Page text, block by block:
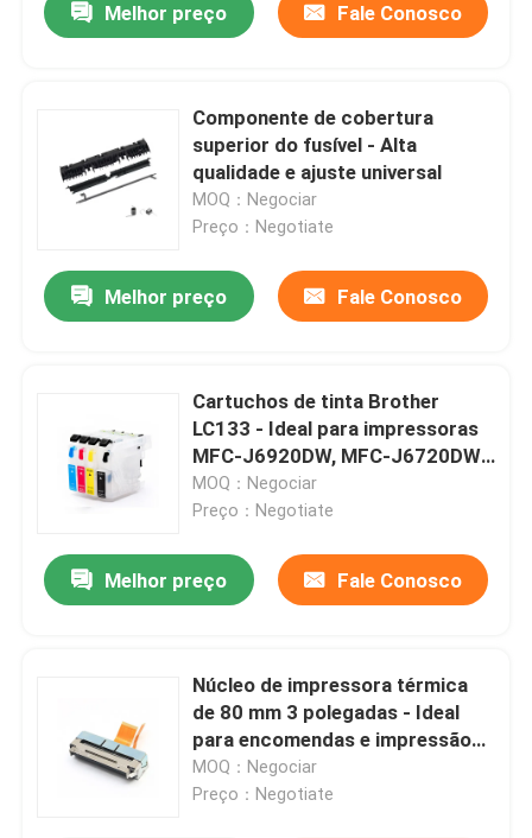
Melhor preço Fale Conosco
Componente de cobertura
superior do fusível - Alta
qualidade e ajuste universal
MOQ：Negociar
Preço：Negotiate
Melhor preço Fale Conosco
Cartuchos de tinta Brother
LC133 - Ideal para impressoras
MFC-J6920DW, MFC-J6720DW,
MFC-J6520DW.
MOQ：Negociar
Preço：Negotiate
Melhor preço Fale Conosco
Núcleo de impressora térmica
de 80 mm 3 polegadas - Ideal
para encomendas e impressão
de cartões de transporte
eletrônico
MOQ：Negociar
Preço：Negotiate